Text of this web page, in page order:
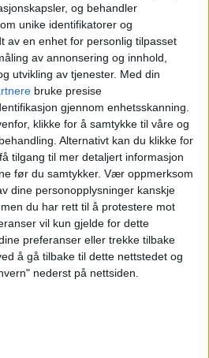
og behandler
unike identifikatorer og
av en enhet for personlig tilpasset
av annonsering og innhold,
utvikling av tjenester. Med din
bruke presise
gjennom enhetsskanning.
klikke for å samtykke til våre og
Alternativt kan du klikke for
tilgang til mer detaljert informasjon
før du samtykker. Vær oppmerksom
dine personopplysninger kanskje
du har rett til å protestere mot
vil kun gjelde for dette
preferanser eller trekke tilbake
å gå tilbake til dette nettstedet og
nederst på nettsiden.
nye
– Heldigvis
kunstens plass i